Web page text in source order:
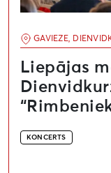
GAVIEZE,
Liepājas
KONCERTS